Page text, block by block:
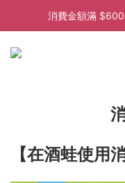
消費金額滿 $600
消費金額滿 $600
消費金額滿
【在酒蛙使用